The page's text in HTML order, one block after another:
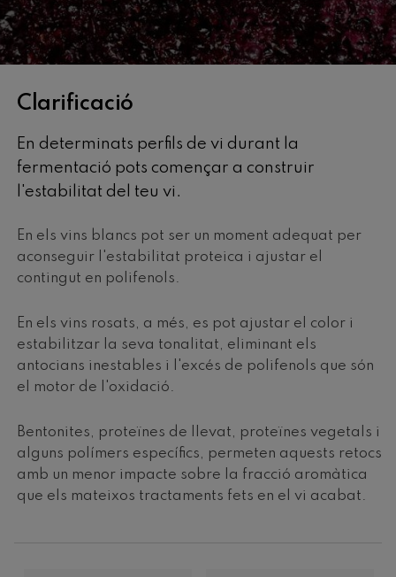
Clarificació
En determinats perfils de vi durant la
fermentació pots començar a construir
l'estabilitat del teu vi.
En els vins blancs pot ser un moment adequat per
aconseguir l'estabilitat proteica i ajustar el
contingut en polifenols.
En els vins rosats, a més, es pot ajustar el color i
estabilitzar la seva tonalitat, eliminant els
antocians inestables i l'excés de polifenols que són
el motor de l'oxidació.
Bentonites, proteïnes de llevat, proteïnes vegetals i
alguns polímers específics, permeten aquests retocs
amb un menor impacte sobre la fracció aromàtica
que els mateixos tractaments fets en el vi acabat.